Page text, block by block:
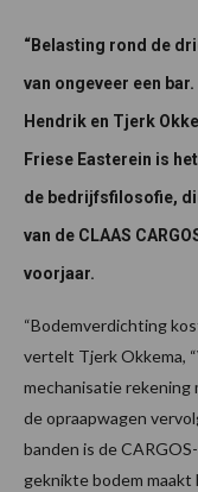
“Belasting rond de
van ongeveer een
Hendrik en Tjerk
Friese Easterein is
de bedrijfsfilosofie,
van de CLAAS
voorjaar.
“Bodemverdichting
vertelt Tjerk Okkema,
mechanisatie rekening
de opraapwagen
banden is de
geknikte bodem